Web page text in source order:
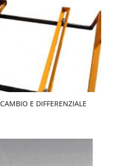
E DIFFERENZIALE